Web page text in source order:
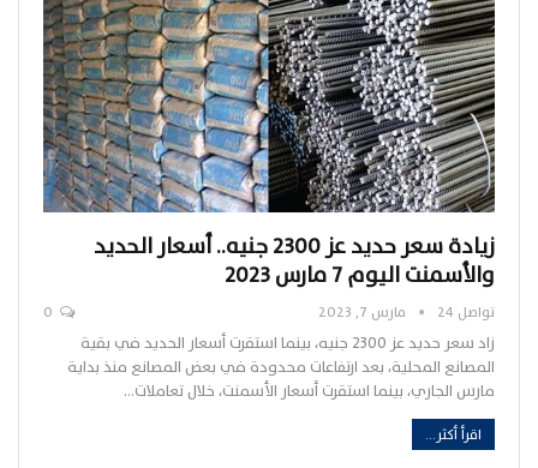
زيادة سعر حديد عز 2300 جنيه.. أسعار الحديد
والأسمنت اليوم 7 مارس 2023
تواصل 24 مارس 7, 2023
زاد سعر حديد عز 2300 جنيه، بينما استقرت أسعار الحديد في بقية
المصانع المحلية، بعد ارتفاعات محدودة في بعض المصانع منذ بداية
مارس الجاري، بينما استقرت أسعار الأسمنت، خلال تعاملات…
اقرأ أكثر...